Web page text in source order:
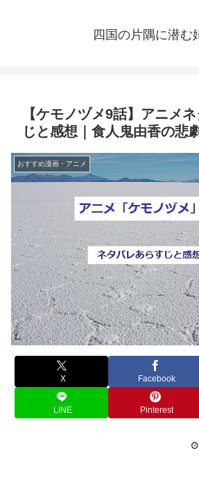
四国の片隅に潜む
【ケモノヅメ9話】アニメ
じと感想｜食人鬼由香の悲
おすすめ漫画・アニメ
X Facebook
LINE Pinterest